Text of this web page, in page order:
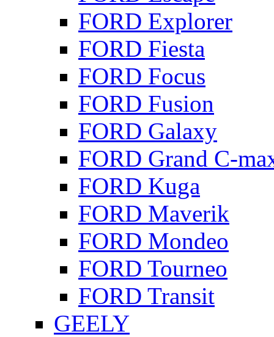
FORD Explorer
FORD Fiesta
FORD Focus
FORD Fusion
FORD Galaxy
FORD Grand C-
FORD Kuga
FORD Maverik
FORD Mondeo
FORD Tourneo
FORD Transit
GEELY